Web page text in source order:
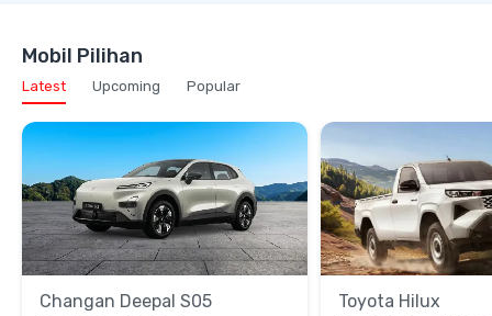
Mobil Pilihan
Latest Upcoming Popular
Changan Deepal S05
Toyota Hilux